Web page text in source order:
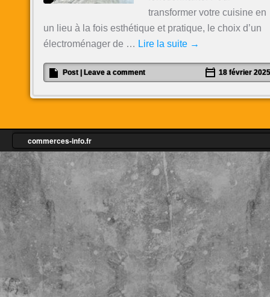
transformer votre cuisine en
un lieu à la fois esthétique et pratique, le choix d’un
électroménager de … Lire la suite →
Post Leave a comment 18 février 2025
commerces-info.fr